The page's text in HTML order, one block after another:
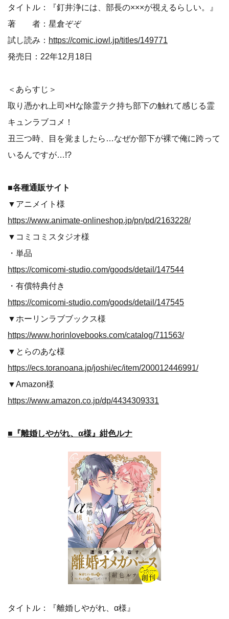
タイトル：『釘井浄には、部長の×××が視えるらしい。』
著 者：星倉ぞぞ
試し読み： https://comic.iowl.jp/titles/149771
発売日：22年12月18日
＜あらすじ＞
取り憑かれ上司×Hな除霊テク持ち部下の触れて感じる霊
キュンラブコメ！
丑三つ時、目を覚ましたら…なぜか部下が裸で俺に跨って
いるんですが…!?
■各種通販サイト
▼アニメイト様
https://www.animate-onlineshop.jp/pn/pd/2163228/
▼コミコミスタジオ様
・単品
https://comicomi-studio.com/goods/detail/147544
・有償特典付き
https://comicomi-studio.com/goods/detail/147545
▼ホーリンラブブックス様
https://www.horinlovebooks.com/catalog/711563/
▼とらのあな様
https://ecs.toranoana.jp/joshi/ec/item/200012446991/
▼Amazon様
https://www.amazon.co.jp/dp/4434309331
■『離婚しやがれ、α様』紺色ルナ
タイトル：『離婚しやがれ、α様』